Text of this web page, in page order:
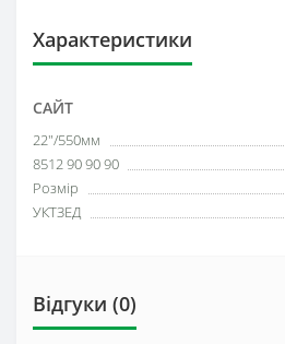
Характеристики
САЙТ
22"/550мм
8512 90 90 90
Розмір
УКТЗЕД
Відгуки (0)